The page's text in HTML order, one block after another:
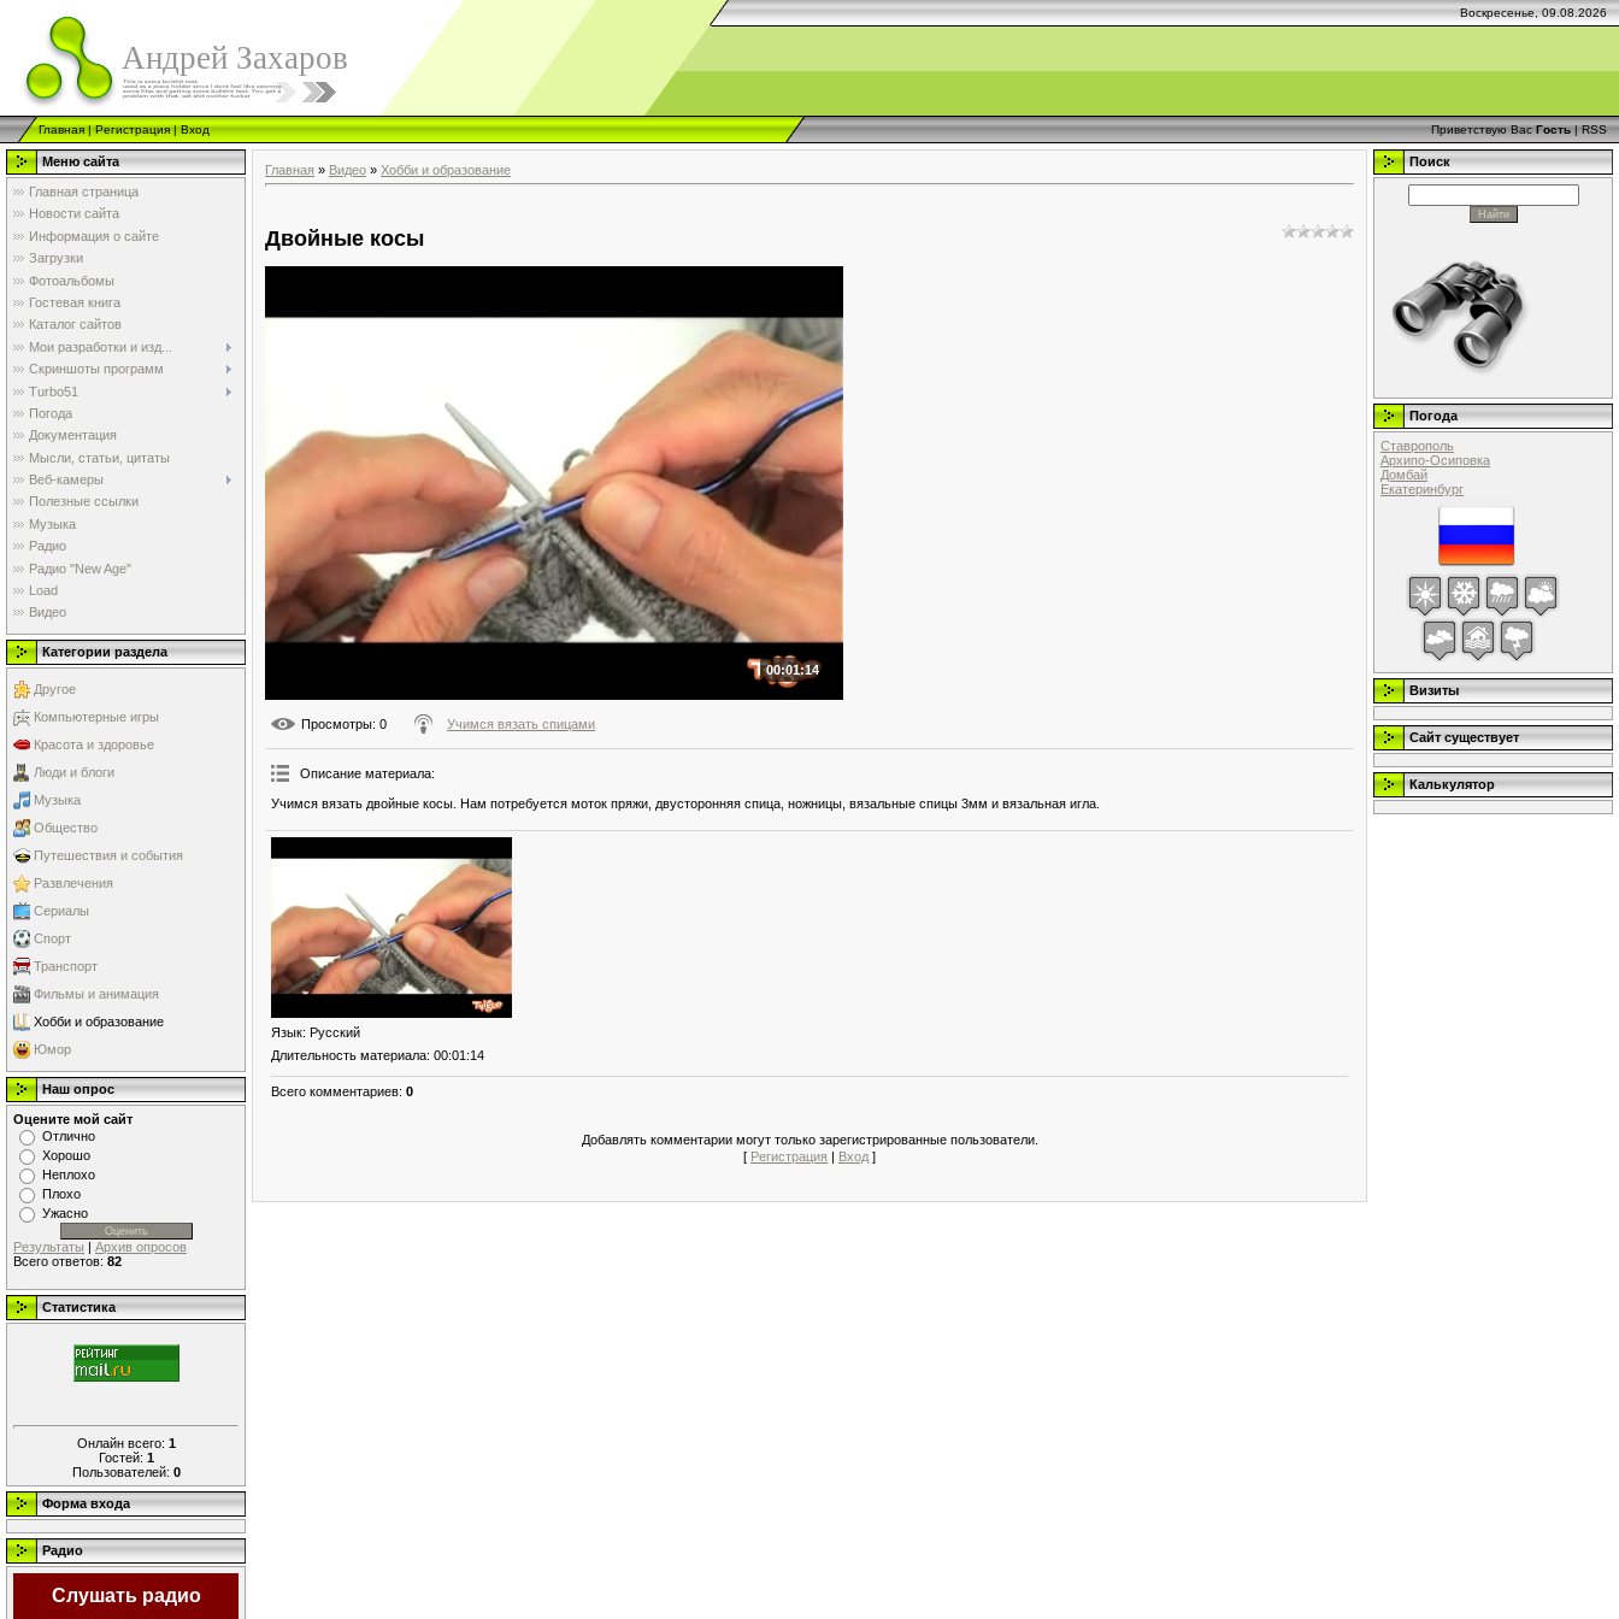
Воскресенье, 09.08.2026
Андрей Захаров
Главная|Регистрация|Вход Приветствую Вас Гость|RSS
Меню сайта
Главная страница
Новости сайта
Информация о сайте
Загрузки
Фотоальбомы
Гостевая книга
Каталог сайтов
Мои разработки и изд...
Скриншоты программ
Turbo51
Погода
Документация
Мысли, статьи, цитаты
Веб-камеры
Полезные ссылки
Музыка
Радио
Радио "New Age"
Load
Видео
Категории раздела
Другое
Компьютерные игры
Красота и здоровье
Люди и блоги
Музыка
Общество
Путешествия и события
Развлечения
Сериалы
Спорт
Транспорт
Фильмы и анимация
Хобби и образование
Юмор
Наш опрос
Оцените мой сайт
Отлично
Хорошо
Неплохо
Плохо
Ужасно
Результаты | Архив опросов
Всего ответов: 82
Статистика
Онлайн всего: 1
Гостей: 1
Пользователей: 0
Форма входа
Радио
Слушать радио
Главная » Видео » Хобби и образование
Двойные косы
00:01:14
Просмотры: 0 Учимся вязать спицами
Описание материала:
Учимся вязать двойные косы. Нам потребуется моток пряжи, двусторонняя спица, ножницы, вязальные спицы 3мм и вязальная игла.
Язык: Русский
Длительность материала: 00:01:14
Всего комментариев: 0
Добавлять комментарии могут только зарегистрированные пользователи.
[ Регистрация | Вход ]
Поиск
Погода
Ставрополь
Архипо-Осиповка
Домбай
Екатеринбург
Визиты
Сайт существует
Калькулятор